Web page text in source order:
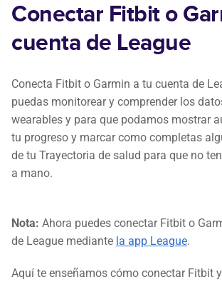
Conectar Fitbit o
cuenta de League
Conecta Fitbit o Garmin a tu cuenta de
puedas monitorear y comprender los
wearables y para que podamos mostrar
tu progreso y marcar como completas
de tu Trayectoria de salud para que no
a mano.
Nota: Ahora puedes conectar Fitbit o
de League mediante la app League.
Aquí te enseñamos cómo conectar Fitbit